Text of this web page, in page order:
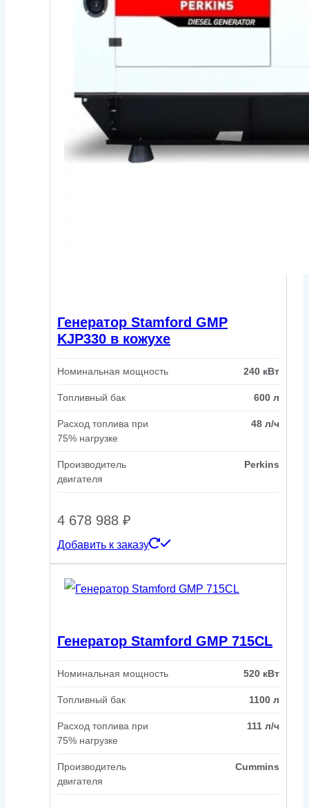
Генератор Stamford GMP
KJP330 в кожухе
Номинальная мощность 240 кВт
Топливный бак 600 л
Расход топлива при
75% нагрузке
48 л/ч
Производитель
двигателя
Perkins
4 678 988 ₽
Добавить к заказу
Генератор Stamford GMP 715CL
Номинальная мощность 520 кВт
Топливный бак 1100 л
Расход топлива при
75% нагрузке
111 л/ч
Производитель
двигателя
Cummins